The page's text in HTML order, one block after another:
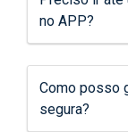
no APP?
Como posso
segura?